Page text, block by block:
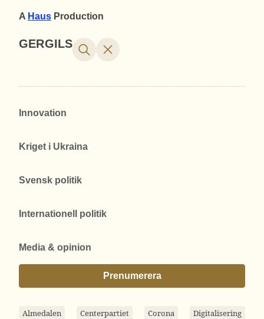
A Haus Production
GERGILS
Innovation
Kriget i Ukraina
Svensk politik
Internationell politik
Media & opinion
Prenumerera
Almedalen Centerpartiet Corona Digitalisering